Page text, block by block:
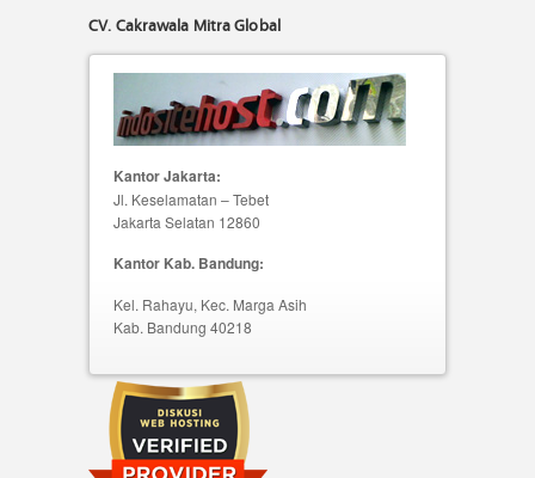
CV. Cakrawala Mitra Global
Kantor Jakarta:
Jl. Keselamatan – Tebet
Jakarta Selatan 12860
Kantor Kab. Bandung:
Kel. Rahayu, Kec. Marga Asih
Kab. Bandung 40218